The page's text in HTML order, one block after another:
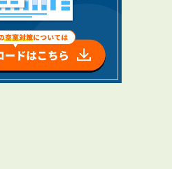
内容